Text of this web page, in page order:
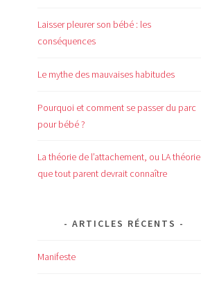
Laisser pleurer son bébé : les
conséquences
Le mythe des mauvaises habitudes
Pourquoi et comment se passer du parc
pour bébé ?
La théorie de l’attachement, ou LA théorie
que tout parent devrait connaître
ARTICLES RÉCENTS
Manifeste